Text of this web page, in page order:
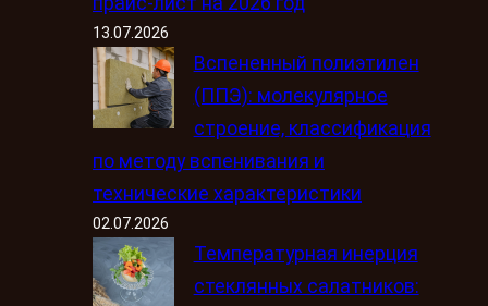
13.07.2026
Вспененный полиэтилен
(ППЭ): молекулярное
строение, классификация
по методу вспенивания и
технические характеристики
02.07.2026
Температурная инерция
стеклянных салатников: